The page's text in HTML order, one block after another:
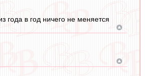
года в год ничего не меняется